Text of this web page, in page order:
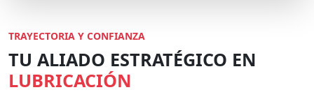
TRAYECTORIA Y CONFIANZA
TU ALIADO ESTRATÉGICO EN
LUBRICACIÓN